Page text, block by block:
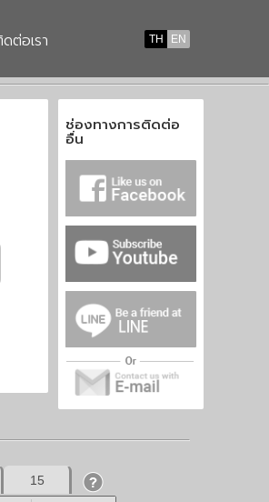
TH EN
ต่อเรา
ช่องทางการติดต่อ
อื่น
15